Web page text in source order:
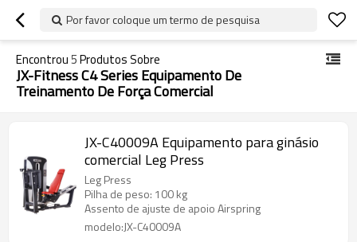
Por favor coloque um termo de pesquisa
Encontrou5Produtos Sobre
JX-Fitness C4 Series Equipamento De
Treinamento De Força Comercial
JX-C40009A Equipamento para ginásio
comercial Leg Press
Leg Press
Pilha de peso: 100 kg
Assento de ajuste de apoio Airspring
modelo:JX-C40009A